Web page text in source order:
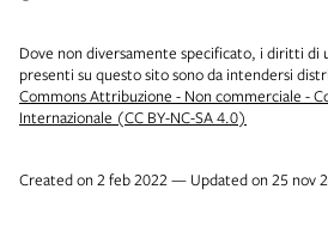
Dove non diversamente specificato, i diritti di
presenti su questo sito sono da intendersi
Commons Attribuzione - Non commerciale -
Internazionale (CC BY-NC-SA 4.0)
Created on 2 feb 2022 — Updated on 25 nov